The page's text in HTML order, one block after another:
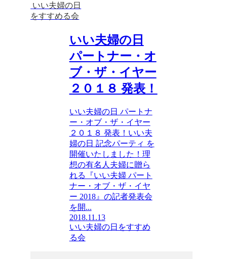
いい夫婦の日
をすすめる会
いい夫婦の日
パートナー・オ
ブ・ザ・イヤー
２０１８ 発表！
いい夫婦の日 パートナ
ー・オブ・ザ・イヤー
２０１８ 発表！いい夫
婦の日 記念パーティ を
開催いたしました！理
想の有名人夫婦に贈ら
れる『いい夫婦 パート
ナー・オブ・ザ・イヤ
ー 2018』の記者発表会
を開...
2018.11.13
いい夫婦の日をすすめ
る会